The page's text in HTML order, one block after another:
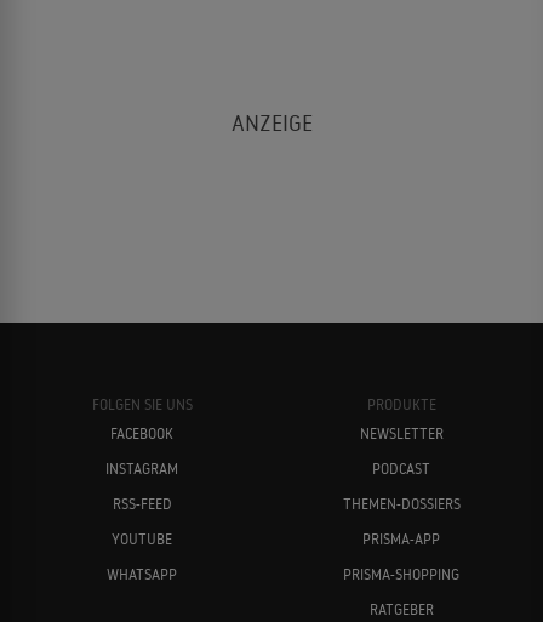
FOLGEN SIE UNS
FACEBOOK
INSTAGRAM
RSS-FEED
YOUTUBE
WHATSAPP
PRODUKTE
NEWSLETTER
PODCAST
THEMEN-DOSSIERS
PRISMA-APP
PRISMA-SHOPPING
RATGEBER